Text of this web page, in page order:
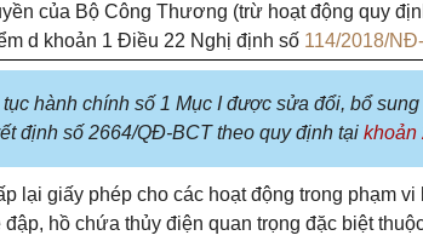
của Bộ Công Thương (trừ hoạt động quy
d khoản 1 Điều 22 Nghị định số 114/2018/
tục hành chính số 1 Mục I được sửa đổi, bổ
định số 2664/QĐ-BCT theo quy định tại khoản
lại giấy phép cho các hoạt động trong phạm vi
đập, hồ chứa thủy điện quan trọng đặc biệt